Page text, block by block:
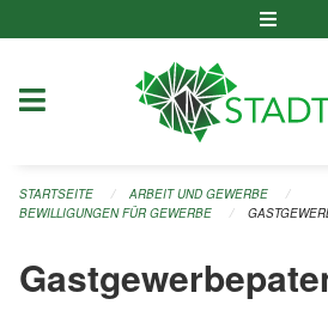
STARTSEITE
ARBEIT UND GEWERBE
BEWILLIGUNGEN FÜR GEWERBE